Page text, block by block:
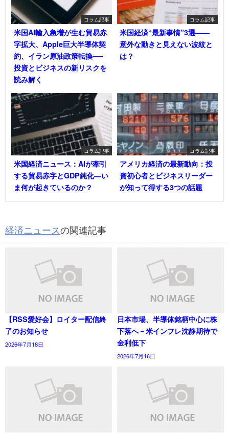
コラム記事
米国AI輸入急増が生む貿易赤
字拡大、Apple巨大半導体契
約、イラン原油政策転換──
投資とビジネスの新リスクを
読み解く
コラム記事
米国経済“最新事情”3選――
意外な動きと見えない波紋と
は？
コラム記事
米国経済ニュース：AIが牽引
する貿易赤字とGDP鈍化―い
ま何が起きているのか？
コラム記事
アメリカ経済の最新動向：投
資初心者とビジネスリーダー
が知って得する3つの話題
経済ニュースの関連記事
【RSS愛好会】ロイター配信終
了のお知らせ
2026年7月18日
日本市場、半導体銘柄中心に株
下落へ－米インフレ沈静期待で
金利低下
2026年7月16日